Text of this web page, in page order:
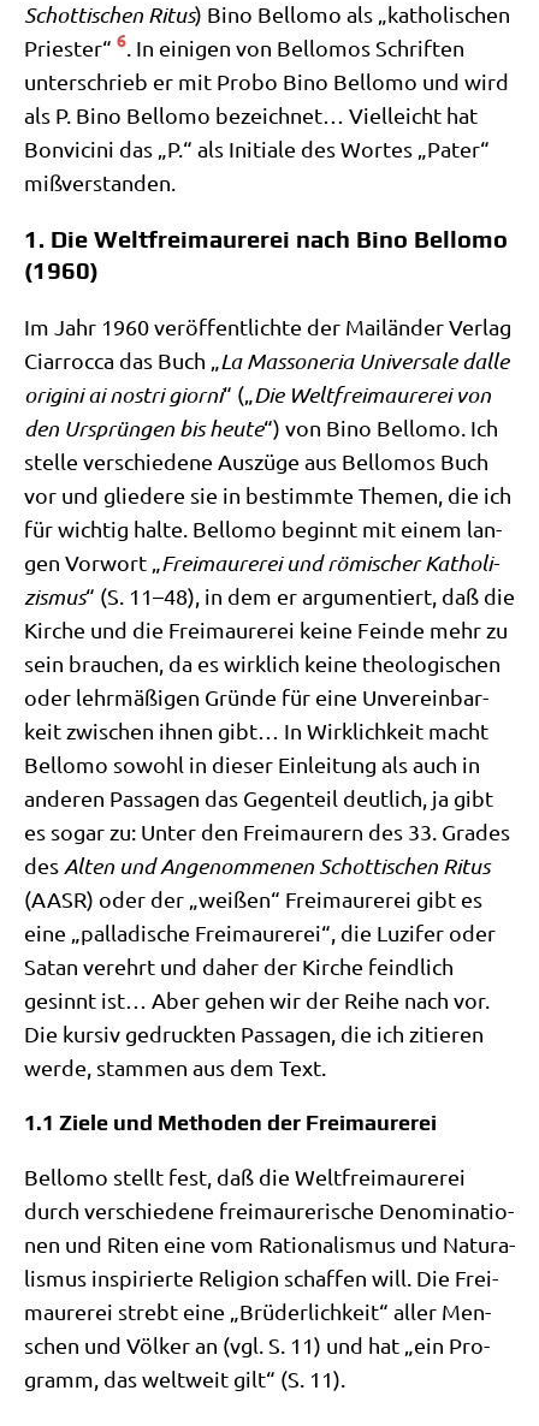
Schot­ti­schen Ritus) Bino Bel­lo­mo als „katho­li­schen
Prie­ster“ 6. In eini­gen von Bel­lo­mos Schrif­ten
unter­schrieb er mit Pro­bo Bino Bel­lo­mo und wird
als P. Bino Bel­lo­mo bezeich­net… Viel­leicht hat
Bon­vici­ni das „P.“ als Initia­le des Wor­tes „Pater“
mißverstanden.
1. Die Weltfreimaurerei nach Bino Bellomo
(1960)
Im Jahr 1960 ver­öf­fent­lich­te der Mai­län­der Ver­lag
Ciar­roc­ca das Buch „La Massoneria Uni­ver­sa­le dal­le
ori­gi­ni ai nostri gior­ni“ („Die Welt­frei­mau­re­rei von
den Ursprün­gen bis heu­te“) von Bino Bel­lo­mo. Ich
stel­le ver­schie­de­ne Aus­zü­ge aus Bel­lo­mos Buch
vor und glie­de­re sie in bestimm­te The­men, die ich
für wich­tig hal­te. Bel­lo­mo beginnt mit einem lan­
gen Vor­wort „Frei­mau­re­rei und römi­scher Katho­li­
zis­mus“ (S. 11–48), in dem er argu­men­tiert, daß die
Kir­che und die Frei­mau­re­rei kei­ne Fein­de mehr zu
sein brau­chen, da es wirk­lich kei­ne theo­lo­gi­schen
oder lehr­mä­ßi­gen Grün­de für eine Unver­ein­bar­
keit zwi­schen ihnen gibt… In Wirk­lich­keit macht
Bel­lo­mo sowohl in die­ser Ein­lei­tung als auch in
ande­ren Pas­sa­gen das Gegen­teil deut­lich, ja gibt
es sogar zu: Unter den Frei­mau­rern des 33. Gra­des
desAlten und Ange­nom­me­nen Schot­ti­schen Ritus
(AASR) oder der „wei­ßen“ Frei­mau­re­rei gibt es
eine „pal­la­di­sche Frei­mau­re­rei“, die Luzi­fer oder
Satan ver­ehrt und daher der Kir­che feind­lich
gesinnt ist… Aber gehen wir der Rei­he nach vor.
Die kur­siv gedruck­ten Pas­sa­gen, die ich zitie­ren
wer­de, stam­men aus dem Text.
1.1 Ziele und Methoden der Freimaurerei
Bel­lo­mo stellt fest, daß die Welt­frei­mau­re­rei
durch ver­schie­de­ne frei­mau­re­ri­sche Deno­mi­na­tio­
nen und Riten eine vom Ratio­na­lis­mus und Natu­ra­
lis­mus inspi­rier­te Reli­gi­on schaf­fen will. Die Frei­
mau­re­rei strebt eine „Brü­der­lich­keit“ aller Men­
schen und Völ­ker an (vgl. S. 11) und hat „ein Pro­
gramm, das welt­weit gilt“ (S. 11).